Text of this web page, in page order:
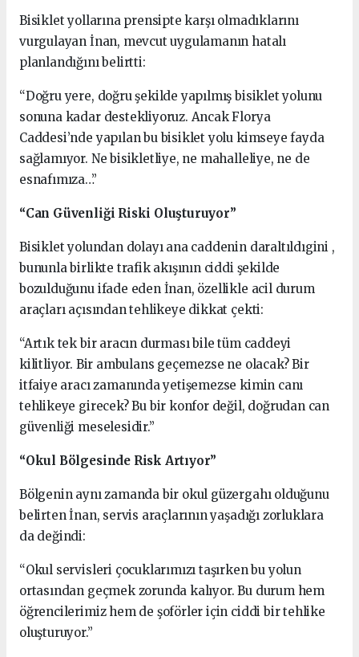
Bisiklet yollarına prensipte karşı olmadıklarını
vurgulayan İnan, mevcut uygulamanın hatalı
planlandığını belirtti:
“Doğru yere, doğru şekilde yapılmış bisiklet yolunu
sonuna kadar destekliyoruz. Ancak Florya
Caddesi’nde yapılan bu bisiklet yolu kimseye fayda
sağlamıyor. Ne bisikletliye, ne mahalleliye, ne de
esnafımıza…”
“Can Güvenliği Riski Oluşturuyor”
Bisiklet yolundan dolayı ana caddenin daraltıldıgini ,
bununla birlikte trafik akışının ciddi şekilde
bozulduğunu ifade eden İnan, özellikle acil durum
araçları açısından tehlikeye dikkat çekti:
“Artık tek bir aracın durması bile tüm caddeyi
kilitliyor. Bir ambulans geçemezse ne olacak? Bir
itfaiye aracı zamanında yetişemezse kimin canı
tehlikeye girecek? Bu bir konfor değil, doğrudan can
güvenliği meselesidir.”
“Okul Bölgesinde Risk Artıyor”
Bölgenin aynı zamanda bir okul güzergahı olduğunu
belirten İnan, servis araçlarının yaşadığı zorluklara
da değindi:
“Okul servisleri çocuklarımızı taşırken bu yolun
ortasından geçmek zorunda kalıyor. Bu durum hem
öğrencilerimiz hem de şoförler için ciddi bir tehlike
oluşturuyor.”